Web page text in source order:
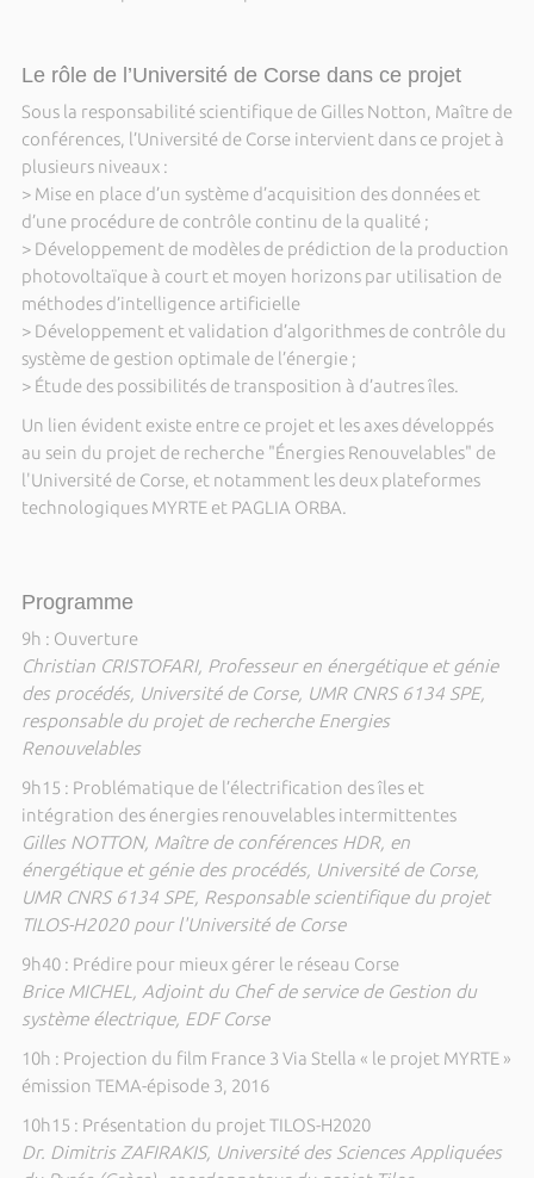
Le rôle de l’Université de Corse dans ce projet
Sous la responsabilité scientifique de Gilles Notton, Maître de
conférences, l’Université de Corse intervient dans ce projet à
plusieurs niveaux :
> Mise en place d’un système d’acquisition des données et
d’une procédure de contrôle continu de la qualité ;
> Développement de modèles de prédiction de la production
photovoltaïque à court et moyen horizons par utilisation de
méthodes d’intelligence artificielle
> Développement et validation d’algorithmes de contrôle du
système de gestion optimale de l’énergie ;
> Étude des possibilités de transposition à d’autres îles.
Un lien évident existe entre ce projet et les axes développés
au sein du projet de recherche "Énergies Renouvelables" de
l'Université de Corse, et notamment les deux plateformes
technologiques MYRTE et PAGLIA ORBA.
Programme
9h : Ouverture
Christian CRISTOFARI, Professeur en énergétique et génie
des procédés, Université de Corse, UMR CNRS 6134 SPE,
responsable du projet de recherche Energies
Renouvelables
9h15 : Problématique de l’électrification des îles et
intégration des énergies renouvelables intermittentes
Gilles NOTTON, Maître de conférences HDR, en
énergétique et génie des procédés, Université de Corse,
UMR CNRS 6134 SPE, Responsable scientifique du projet
TILOS-H2020 pour l'Université de Corse
9h40 : Prédire pour mieux gérer le réseau Corse
Brice MICHEL, Adjoint du Chef de service de Gestion du
système électrique, EDF Corse
10h : Projection du film France 3 Via Stella « le projet MYRTE »
émission TEMA-épisode 3, 2016
10h15 : Présentation du projet TILOS-H2020
Dr. Dimitris ZAFIRAKIS, Université des Sciences Appliquées